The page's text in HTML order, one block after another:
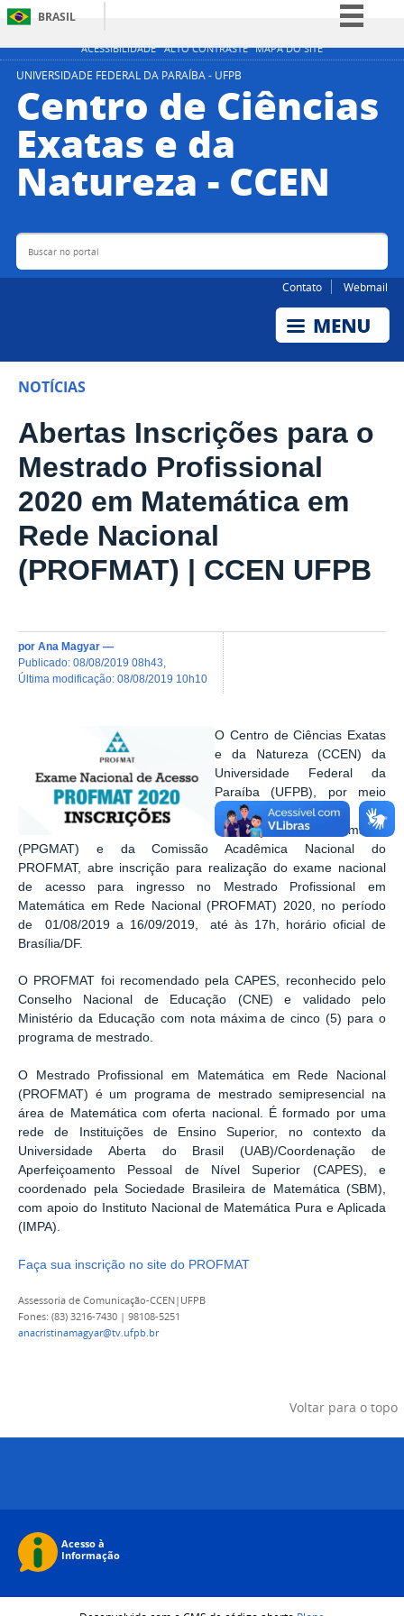
ACESSIBILIDADE ALTO CONTRASTE MAPA DO SITE
BRASIL
Simplifique!
Participe
Canais
UNIVERSIDADE FEDERAL DA PARAÍBA - UFPB
Centro de Ciências
Exatas e da
Natureza - CCEN
Buscar no portal
Contato Webmail
NOTÍCIAS
Abertas Inscrições para o
Mestrado Profissional
2020 em Matemática em
Rede Nacional
(PROFMAT) | CCEN UFPB
por Ana Magyar —
publicado: 08/08/2019 08h43
última modificação: 08/08/2019 10h10
O Centro de Ciências Exatas
e da Natureza (CCEN) da
Universidade Federal da
Paraíba (UFPB), por meio
do Programa de Pós-
Graduação em Matemática
(PPGMAT) e da Comissão Acadêmica Nacional do
PROFMAT, abre inscrição para realização do exame nacional
de acesso para ingresso no Mestrado Profissional em
Matemática em Rede Nacional (PROFMAT) 2020, no período
de 01/08/2019 a 16/09/2019, até às 17h, horário oficial de
Brasília/DF.
O PROFMAT foi recomendado pela CAPES, reconhecido pelo
Conselho Nacional de Educação (CNE) e validado pelo
Ministério da Educação com nota máxima de cinco (5) para o
programa de mestrado.
O Mestrado Profissional em Matemática em Rede Nacional
(PROFMAT) é um programa de mestradosemipresencial na
área de Matemática com oferta nacional. É formado por uma
rede de Instituições de Ensino Superior, no contexto da
Universidade Aberta do Brasil (UAB)/Coordenação de
Aperfeiçoamento Pessoal de Nível Superior (CAPES), e
coordenado pela Sociedade Brasileira de Matemática (SBM),
com apoio do Instituto Nacional de Matemática Pura e Aplicada
(IMPA).
Faça sua inscrição no site do PROFMAT
Assessoria de Comunicação-CCEN|UFPB
Fones: (83) 3216-7430 | 98108-5251
anacristinamagyar@tv.ufpb.br
Voltar para o topo